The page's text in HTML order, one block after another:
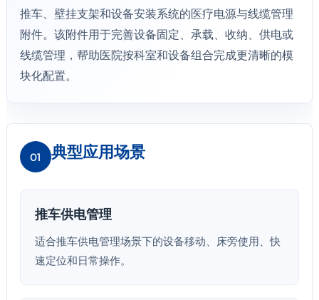
推车、壁挂支架和设备安装系统的医疗电源与线缆管理
附件。该附件用于完善设备固定、承载、收纳、供电或
线缆管理，帮助医院按科室和设备组合完成更清晰的模
块化配置。
01 典型应用场景
推车供电管理
适合推车供电管理场景下的设备移动、床旁使用、快
速定位和日常操作。